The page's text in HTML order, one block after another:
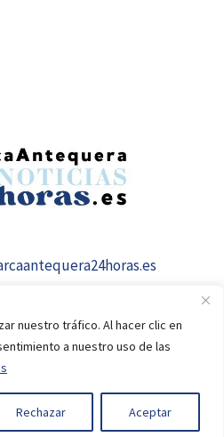
nuestro tráfico. Al hacer clic en
a nuestro uso de las
Rechazar Aceptar